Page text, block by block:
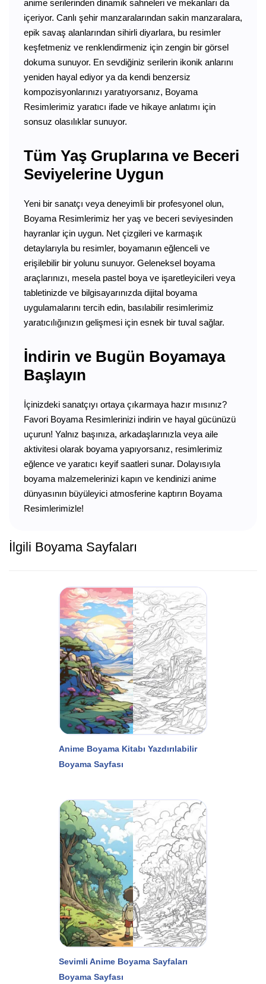
anime serilerinden dinamik sahneleri ve mekanları da
içeriyor. Canlı şehir manzaralarından sakin manzaralara,
epik savaş alanlarından sihirli diyarlara, bu resimler
keşfetmeniz ve renklendirmeniz için zengin bir görsel
dokuma sunuyor. En sevdiğiniz serilerin ikonik anlarını
yeniden hayal ediyor ya da kendi benzersiz
kompozisyonlarınızı yaratıyorsanız, Boyama
Resimlerimiz yaratıcı ifade ve hikaye anlatımı için
sonsuz olasılıklar sunuyor.
Tüm Yaş Gruplarına ve Beceri
Seviyelerine Uygun
Yeni bir sanatçı veya deneyimli bir profesyonel olun,
Boyama Resimlerimiz her yaş ve beceri seviyesinden
hayranlar için uygun. Net çizgileri ve karmaşık
detaylarıyla bu resimler, boyamanın eğlenceli ve
erişilebilir bir yolunu sunuyor. Geleneksel boyama
araçlarınızı, mesela pastel boya ve işaretleyicileri veya
tabletinizde ve bilgisayarınızda dijital boyama
uygulamalarını tercih edin, basılabilir resimlerimiz
yaratıcılığınızın gelişmesi için esnek bir tuval sağlar.
İndirin ve Bugün Boyamaya
Başlayın
İçinizdeki sanatçıyı ortaya çıkarmaya hazır mısınız?
Favori Boyama Resimlerinizi indirin ve hayal gücünüzü
uçurun! Yalnız başınıza, arkadaşlarınızla veya aile
aktivitesi olarak boyama yapıyorsanız, resimlerimiz
eğlence ve yaratıcı keyif saatleri sunar. Dolayısıyla
boyama malzemelerinizi kapın ve kendinizi anime
dünyasının büyüleyici atmosferine kaptırın Boyama
Resimlerimizle!
İlgili Boyama Sayfaları
Anime Boyama Kitabı Yazdırılabilir
Boyama Sayfası
Sevimli Anime Boyama Sayfaları
Boyama Sayfası